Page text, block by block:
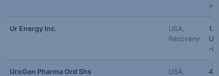
Ur Energy Inc.
USA,
Részvény
-
UroGen Pharma Ord Shs
USA,